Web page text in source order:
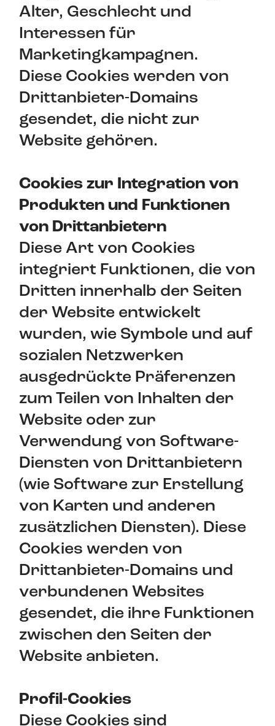
Alter, Geschlecht und
Interessen für
Marketingkampagnen.
Diese Cookies werden von
Drittanbieter-Domains
gesendet, die nicht zur
Website gehören.
Cookies zur Integration von
Produkten und Funktionen
von Drittanbietern
Diese Art von Cookies
integriert Funktionen, die von
Dritten innerhalb der Seiten
der Website entwickelt
wurden, wie Symbole und auf
sozialen Netzwerken
ausgedrückte Präferenzen
zum Teilen von Inhalten der
Website oder zur
Verwendung von Software-
Diensten von Drittanbietern
(wie Software zur Erstellung
von Karten und anderen
zusätzlichen Diensten). Diese
Cookies werden von
Drittanbieter-Domains und
verbundenen Websites
gesendet, die ihre Funktionen
zwischen den Seiten der
Website anbieten.
Profil-Cookies
Diese Cookies sind